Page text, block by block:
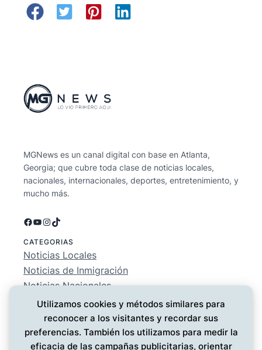
MGNews es un canal digital con base en Atlanta,
Georgia; que cubre toda clase de noticias locales,
nacionales, internacionales, deportes, entretenimiento, y
mucho más.
Facebook
YouTube
Instagram
TikTok
CATEGORIAS
Noticias Locales
Noticias de Inmigración
Noticias Nacionales
Deportes
Entretenimiento
EMPRESA
Conócenos
Utilizamos cookies y métodos similares para
reconocer a los visitantes y recordar sus
preferencias. También los utilizamos para medir la
eficacia de las campañas publicitarias, orientar